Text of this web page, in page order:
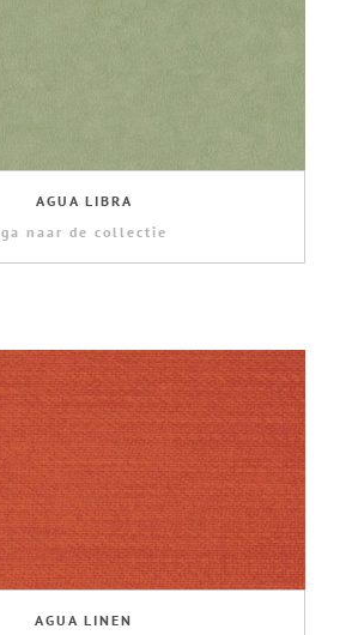
AGUA LIBRA
ga naar de collectie
AGUA LINEN